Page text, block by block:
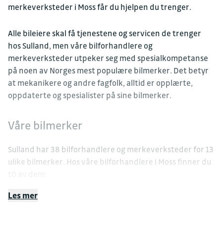
merkeverksteder i Moss får du hjelpen du trenger.
Alle bileiere skal få tjenestene og servicen de trenger
hos Sulland, men våre bilforhandlere og
merkeverksteder utpeker seg med spesialkompetanse
på noen av Norges mest populære bilmerker. Det betyr
at mekanikere og andre fagfolk, alltid er opplærte,
oppdaterte og spesialister på sine bilmerker.
Våre bilmerker
Sulland har 38 bilforhandlere og merkeverksteder for 13
ulike bilmerker. Hos våre bilforhandlere i Moss finner du
BMW
Les mer